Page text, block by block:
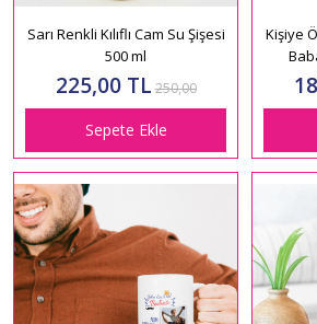
Sarı Renkli Kılıflı Cam Su Şişesi
500 ml
225,00 TL 250,00
Sepete Ekle
Kişiye